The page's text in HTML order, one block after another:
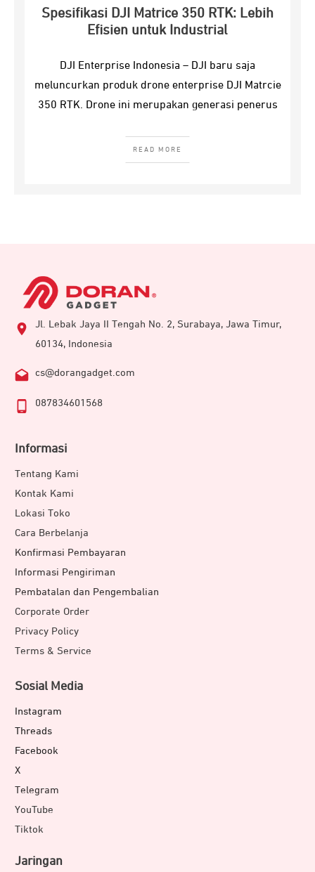
Spesifikasi DJI Matrice 350 RTK: Lebih
Efisien untuk Industrial
DJI Enterprise Indonesia – DJI baru saja
meluncurkan produk drone enterprise DJI Matrcie
350 RTK. Drone ini merupakan generasi penerus
READ MORE
Jl. Lebak Jaya II Tengah No. 2, Surabaya, Jawa Timur,
60134, Indonesia
cs@dorangadget.com
087834601568
Informasi
Tentang Kami
Kontak Kami
Lokasi Toko
Cara Berbelanja
Konfirmasi Pembayaran
Informasi Pengiriman
Pembatalan dan Pengembalian
Corporate Order
Privacy Policy
Terms & Service
Sosial Media
Instagram
Threads
Facebook
X
Telegram
YouTube
Tiktok
Jaringan